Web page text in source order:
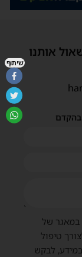
אותנו
בהקדם
במאגר של
טיפול
במידע, לבקש
שיתוף